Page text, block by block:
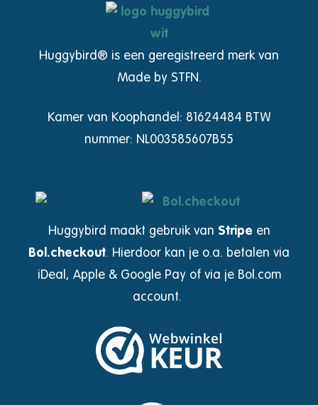
Huggybird® is een geregistreerd merk van
Made by STFN.
Kamer van Koophandel: 81624484 BTW
nummer: NL003585607B55
Huggybird maakt gebruik van Stripe en
Bol.checkout. Hierdoor kan je o.a. betalen via
iDeal, Apple & Google Pay of via je Bol.com
account.